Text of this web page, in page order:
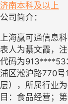
济南本科及以上
公司简介：
上海赢可通信息
表人为綦文霞，
代码为
浦区淞沪路770
层），所属行业
目：食品经营；